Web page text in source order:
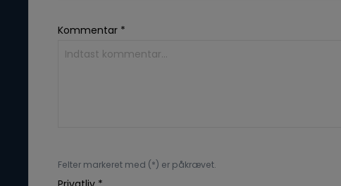
Kommentar *
Felter markeret med (*) er påkrævet.